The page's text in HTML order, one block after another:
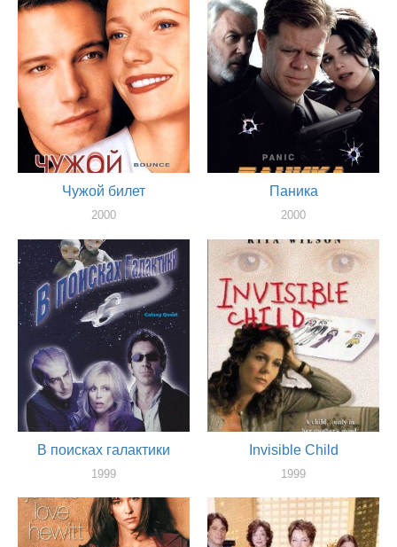
Чужой билет
2000
Паника
2000
В поисках галактики
1999
Invisible Child
1999